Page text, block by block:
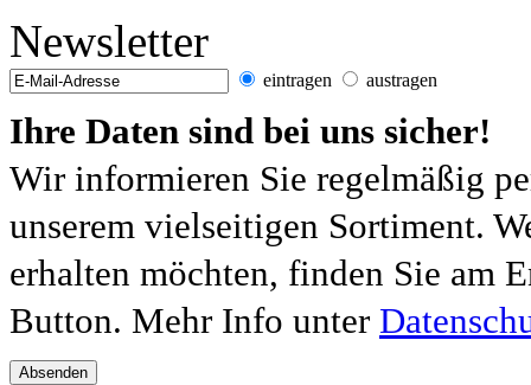
Newsletter
eintragen austragen
Ihre Daten sind bei uns sicher!
Wir informieren Sie regelmäßig
unserem vielseitigen Sortiment.
erhalten möchten, finden Sie am
Button. Mehr Info unter
Absenden